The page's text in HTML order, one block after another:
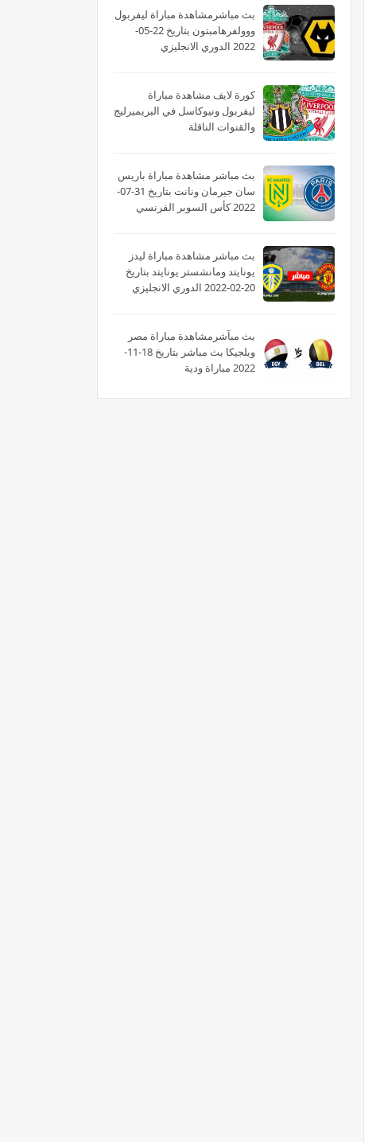
بث مباشرمشاهدة مباراة ليفربول
ووولفرهامبتون بتاريخ 22-05-
2022 الدوري الانجليزي
كورة لايف مشاهدة مباراة
ليفربول ونيوكاسل في البريميرليج
والقنوات الناقلة
بث مباشر مشاهدة مباراة باريس
سان جيرمان ونانت بتاريخ 31-07-
2022 كأس السوبر الفرنسي
بث مباشر مشاهدة مباراة ليدز
يونايتد ومانشستر يونايتد بتاريخ
20-02-2022 الدوري الانجليزي
بث مبآشرمشاهدة مباراة مصر
وبلجيكا بث مباشر بتاريخ 18-11-
2022 مباراة ودية